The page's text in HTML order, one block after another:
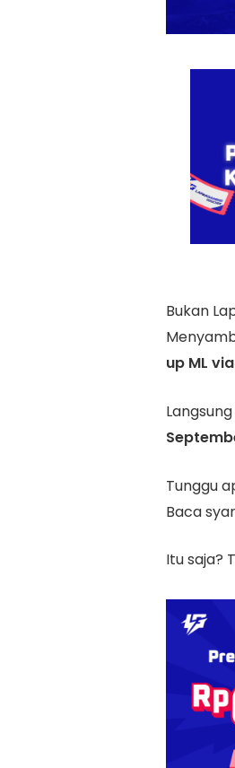
Bukan
up ML
Tunggu
Baca
Itu saja?